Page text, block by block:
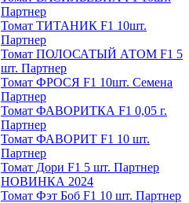
Партнер
Томат ТИТАНИК F1 10шт.
Партнер
Томат ПОЛОСАТЫЙ АТОМ F1 5
шт. Партнер
Томат ФРОСЯ F1 10шт. Семена
Партнер
Томат ФАВОРИТКА F1 0,05 г.
Партнер
Томат ФАВОРИТ F1 10 шт.
Партнер
Томат Дори F1 5 шт. Партнер
НОВИНКА 2024
Томат Фэт Боб F1 10 шт. Партнер